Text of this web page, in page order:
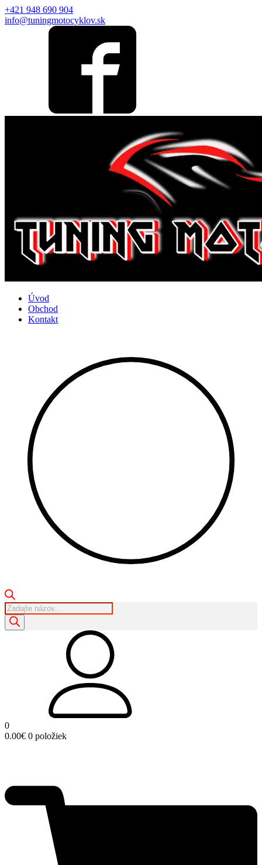
+421 948 690 904
info@tuningmotocyklov.sk
Úvod
Obchod
Kontakt
Products
search
0
0.00€ 0 položiek